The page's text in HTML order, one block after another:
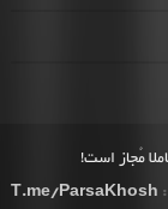
مُجاز است!
T.me/ParsaKhosh